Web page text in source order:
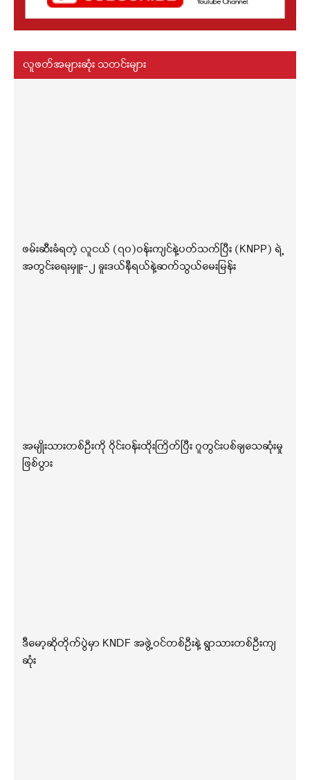
လူဖတ်အများဆုံး သတင်းများ
ဖမ်းဆီးခံရတဲ့ လူငယ် (၇၀)ဝန်းကျင်နဲ့ပတ်သက်ပြီး (KNPP) ရဲ့
အတွင်းရေးမှူး-၂ ခူးဒယ်နီရယ်နဲ့ဆက်သွယ်မေးမြန်း
အမျိုးသားတစ်ဦးကို ဝိုင်းဝန်းထိုးကြိတ်ပြီး ဂူတွင်းပစ်ချသေဆုံးမှု
ဖြစ်ပွား
ဒီမော့ဆိုတိုက်ပွဲမှာ KNDF အဖွဲ့ဝင်တစ်ဦးနဲ့ ရွာသားတစ်ဦးကျ
ဆုံး